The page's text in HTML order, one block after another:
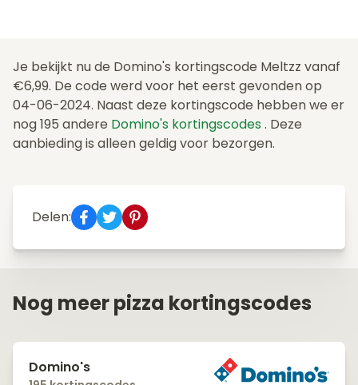
Je bekijkt nu de Domino's kortingscode Meltzz vanaf
€6,99. De code werd voor het eerst gevonden op
04-06-2024. Naast deze kortingscode hebben we er
nog 195 andere Domino's kortingscodes . Deze
aanbieding is alleen geldig voor bezorgen.
Delen:
Nog meer pizza kortingscodes
Domino's